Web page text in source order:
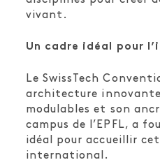
vivant.
Un cadre idéal pour
Le SwissTech
architecture
modulables et son
campus de l’EPFL, a
idéal pour accueillir
international.